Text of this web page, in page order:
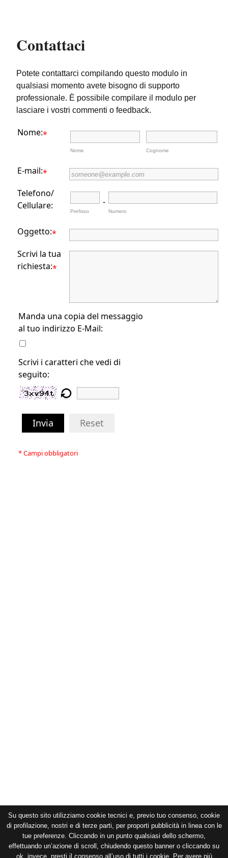
Contattaci
Potete contattarci compilando questo modulo in
qualsiasi momento avete bisogno di supporto
professionale. È possibile compilare il modulo per
lasciare i vostri commenti o feedback.
Nome:*
Nome Cognome
E-mail:*
Telefono/
Cellulare:
Prefisso
-
Numero
Oggetto:*
Scrivi la tua
richiesta:*
Manda una copia del messaggio
al tuo indirizzo E-Mail:
Scrivi i caratteri che vedi di
seguito:
Invia Reset
* Campi obbligatori
Su questo sito utilizziamo cookie tecnici e, previo tuo consenso, cookie
di profilazione, nostri e di terze parti, per proporti pubblicità in linea con le
tue preferenze. Cliccando in un punto qualsiasi dello schermo,
effettuando un’azione di scroll, chiudendo questo banner o cliccando su
ok, invece, presti il consenso all’uso di tutti i cookie. Per avere più